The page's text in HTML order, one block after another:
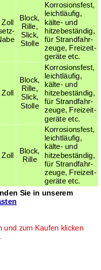
Zoll
Block,
Rille,
Slick,
Stolle
Korrosionsfest,
leichtläufig,
kälte- und
hitzebeständig,
für Strand­fahr­
zeuge, Frei­zeit­
geräte etc.
Block,
Rille,
Slick,
Stolle
Korrosionsfest,
leichtläufig,
kälte- und
hitzebeständig,
für Strand­fahr­
zeuge, Frei­zeit­
geräte etc.
Zoll
Block,
Rille
Korrosionsfest,
leichtläufig,
kälte- und
hitzebeständig,
für Strand­fahr­
zeuge, Frei­zeit­
geräte etc.
Sie in unserem
und zum Kaufen klicken